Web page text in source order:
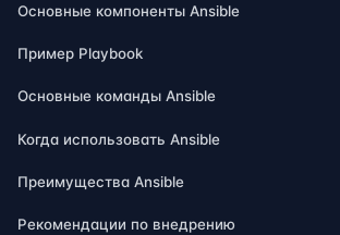
Основные компоненты Ansible
Пример Playbook
Основные команды Ansible
Когда использовать Ansible
Преимущества Ansible
Рекомендации по внедрению